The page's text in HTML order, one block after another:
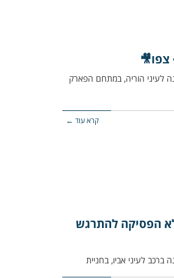
צפו🎥
בשגגה לעיני הוריה, במתחם הפארק
קרא עוד ←
לא הפסיקה להתרגש